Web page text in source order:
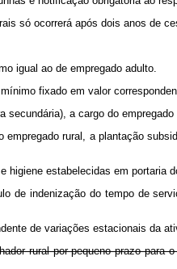
só ocorrerá após dois anos de
igual ao de empregado adulto.
fixado em valor
a cargo do
rural, a plantação
estabelecidas em portaria
de indenização do tempo de
de variações estacionais da
rural por pequeno